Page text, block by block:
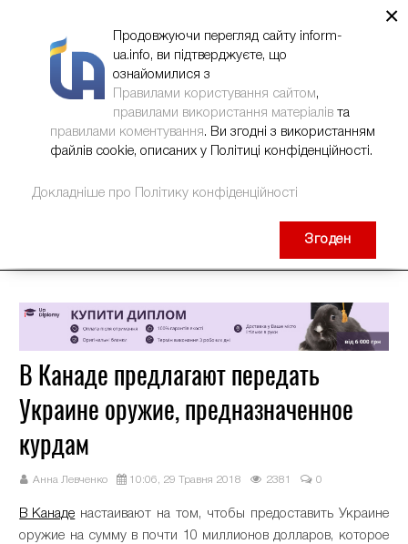
В Канаде предлагают передать
Украине оружие, предназначенное
курдам
Анна Левченко 10:06, 29 Травня 2018 2381 0
В Канаде настаивают на том, чтобы предоставить Украине
оружие на сумму в почти 10 миллионов долларов, которое
×
Продовжуючи перегляд сайту inform-
ua.info, ви підтверджуєте, що
ознайомилися з
Правилами користування сайтом,
правилами використання матеріалів та
правилами коментування. Ви згодні з використанням
файлів cookie, описаних у Політиці конфіденційності.
Докладніше про Політику конфіденційності
Згоден